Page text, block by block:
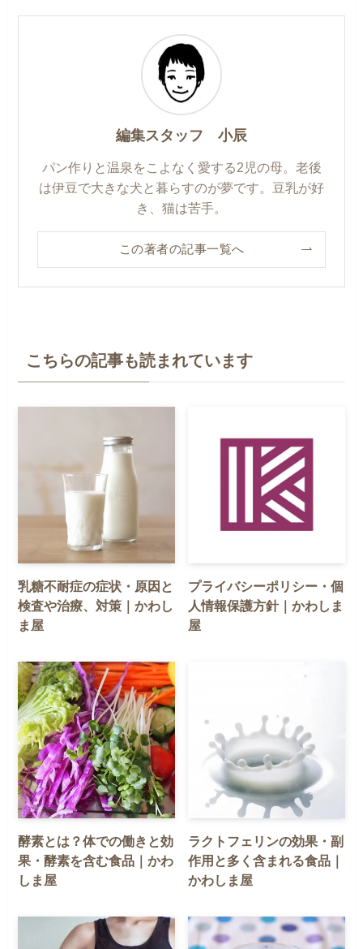
編集スタッフ 小辰
パン作りと温泉をこよなく愛する2児の母。老後
は伊豆で大きな犬と暮らすのが夢です。豆乳が好
き、猫は苦手。
この著者の記事一覧へ
こちらの記事も読まれています
乳糖不耐症の症状・原因と
検査や治療、対策｜かわし
ま屋
プライバシーポリシー・個
人情報保護方針｜かわしま
屋
酵素とは？体での働きと効
果・酵素を含む食品｜かわ
しま屋
ラクトフェリンの効果・副
作用と多く含まれる食品｜
かわしま屋